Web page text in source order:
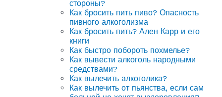
стороны?
Как бросить пить пиво? Опасность
пивного алкоголизма
Как бросить пить? Ален Карр и его
книги
Как быстро побороть похмелье?
Как вывести алкоголь народными
средствами?
Как вылечить алкоголика?
Как вылечить от пьянства, если сам